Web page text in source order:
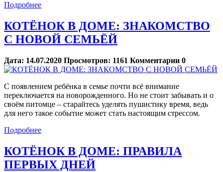
Подробнее
КОТЁНОК В ДОМЕ: ЗНАКОМСТВО
С НОВОЙ СЕМЬЁЙ
Дата: 14.07.2020 Просмотров: 1161 Комментарии 0
С появлением ребёнка в семье почти всё внимание
переключается на новорожденного. Но не стоит забывать и о
своём питомце – старайтесь уделять пушистику время, ведь
для него такое событие может стать настоящим стрессом.
Подробнее
КОТЁНОК В ДОМЕ: ПРАВИЛА
ПЕРВЫХ ДНЕЙ